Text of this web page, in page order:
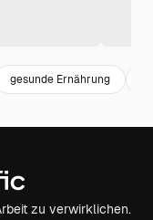
gesunde Ernährung
zu verwirklichen.